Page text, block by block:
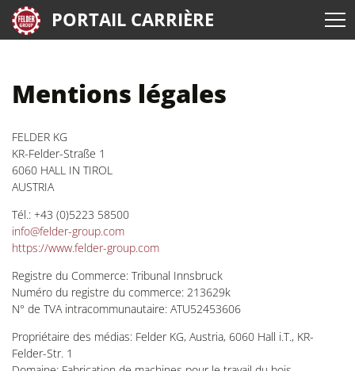
PORTAIL CARRIÈRE
Mentions légales
FELDER KG
KR-Felder-Straße 1
6060 HALL IN TIROL
AUSTRIA
Tél.: +43 (0)5223 58500
info@felder-group.com
https://www.felder-group.com
Registre du Commerce: Tribunal Innsbruck
Numéro du registre du commerce: 213629k
N° de TVA intracommunautaire: ATU52453606
Propriétaire des médias: Felder KG, Austria, 6060 Hall i.T., KR-
Felder-Str. 1